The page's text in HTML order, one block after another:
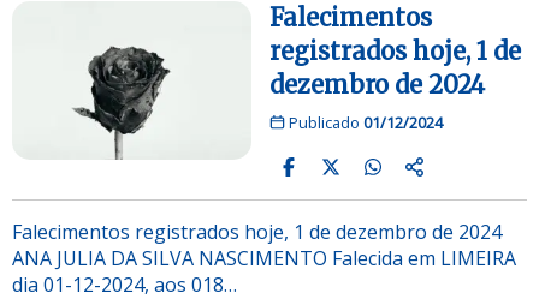
Falecimentos
registrados hoje, 1 de
dezembro de 2024
Publicado 01/12/2024
Falecimentos registrados hoje, 1 de dezembro de 2024
ANA JULIA DA SILVA NASCIMENTO Falecida em LIMEIRA
dia 01-12-2024, aos 018…